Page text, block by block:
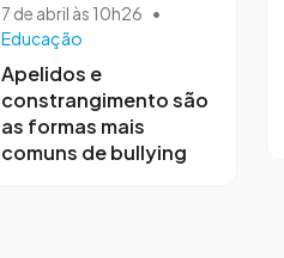
7 de abril às 10h26 •
Educação
Apelidos e
constrangimento são
as formas mais
comuns de bullying